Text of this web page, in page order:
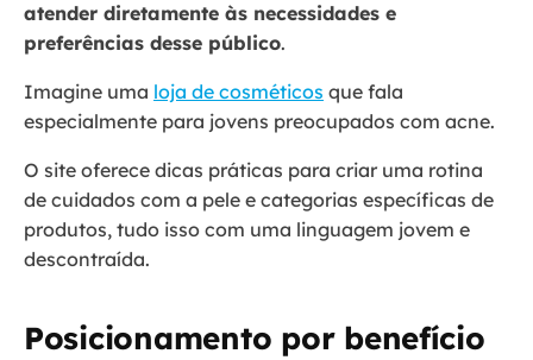
atender diretamente às necessidades e
preferências desse público.
Imagine uma loja de cosméticos que fala
especialmente para jovens preocupados com acne.
O site oferece dicas práticas para criar uma rotina
de cuidados com a pele e categorias específicas de
produtos, tudo isso com uma linguagem jovem e
descontraída.
Posicionamento por benefício